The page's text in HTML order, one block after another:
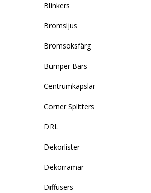
Blinkers
Bromsljus
Bromsoksfärg
Bumper Bars
Centrumkapslar
Corner Splitters
DRL
Dekorlister
Dekorramar
Diffusers